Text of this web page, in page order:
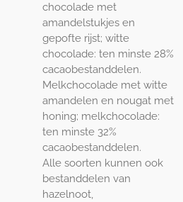
chocolade met
amandelstukjes en
gepofte rijst; witte
chocolade: ten minste 28%
cacaobestanddelen.
Melkchocolade met witte
amandelen en nougat met
honing; melkchocolade:
ten minste 32%
cacaobestanddelen.
Alle soorten kunnen ook
bestanddelen van
hazelnoot,